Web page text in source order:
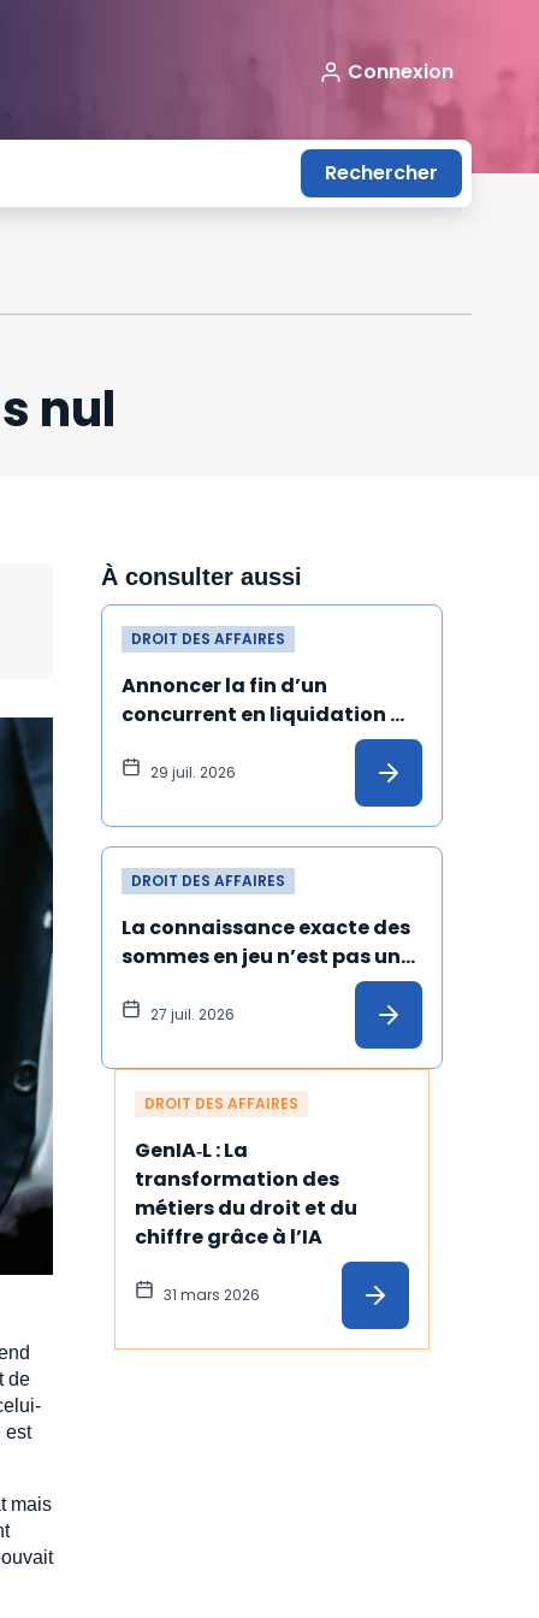
Connexion
Rechercher
nul
de
est
mais
À consulter aussi
DROIT DES AFFAIRES
Annoncer la fin d’un
concurrent en liquidation
judiciaire et de ses produits
peut constituer un dol
29 juil. 2026
DROIT DES AFFAIRES
La connaissance exacte des
sommes en jeu n’est pas une
condition de validité de la
transaction
27 juil. 2026
DROIT DES AFFAIRES
GenIA‑L : La
transformation des
métiers du droit et du
chiffre grâce à l’IA
31 mars 2026